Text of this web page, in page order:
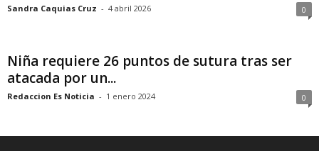
Sandra Caquias Cruz - 4 abril 2026 0
Niña requiere 26 puntos de sutura tras ser
atacada por un...
Redaccion Es Noticia - 1 enero 2024 0